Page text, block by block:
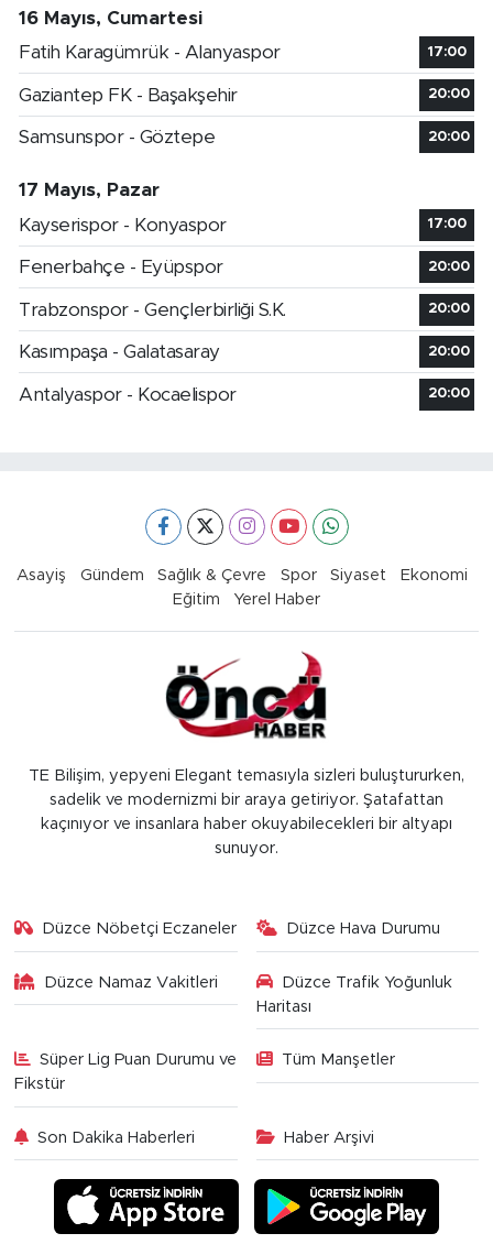
16 Mayıs, Cumartesi
Fatih Karagümrük - Alanyaspor
17:00
Gaziantep FK - Başakşehir 20:00
Samsunspor - Göztepe 20:00
17 Mayıs, Pazar
Kayserispor - Konyaspor
17:00
Fenerbahçe - Eyüpspor 20:00
Trabzonspor - Gençlerbirliği S.K. 20:00
Kasımpaşa - Galatasaray 20:00
Antalyaspor - Kocaelispor 20:00
Asayiş Gündem Sağlık & Çevre Spor Siyaset
Ekonomi
Eğitim
Yerel Haber
TE Bilişim, yepyeni Elegant temasıyla sizleri buluştururken,
sadelik ve modernizmi bir araya getiriyor. Şatafattan
kaçınıyor ve insanlara haber okuyabilecekleri bir altyapı
sunuyor.
Düzce Nöbetçi Eczaneler Düzce Hava Durumu
Düzce Namaz Vakitleri
Düzce Trafik Yoğunluk
Haritası
Süper Lig Puan Durumu ve
Fikstür
Tüm Manşetler
Son Dakika Haberleri Haber Arşivi